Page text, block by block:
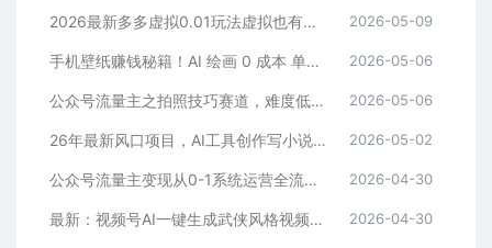
2026最新多多虚拟0.01玩法虚拟也有新门路轻松日入2500! 2026-05-09
手机壁纸赚钱秘籍！AI 绘画 0 成本 单店狂销 3.8 万单 2026-05-06
公众号流量主之拍照技巧赛道，难度低+流量大，起号第一篇就爆了10w阅读！ 2026-05-06
26年最新风口项目，AI工具创作写小说，轻松实现日入1000+ 2026-05-02
公众号流量主变现从0-1系统运营全流程讲解！ 2026-04-30
最新：视频号AI一键生成武侠风格视频，狂撸视频号分成收益，学完轻松日入1000+ 2026-04-30